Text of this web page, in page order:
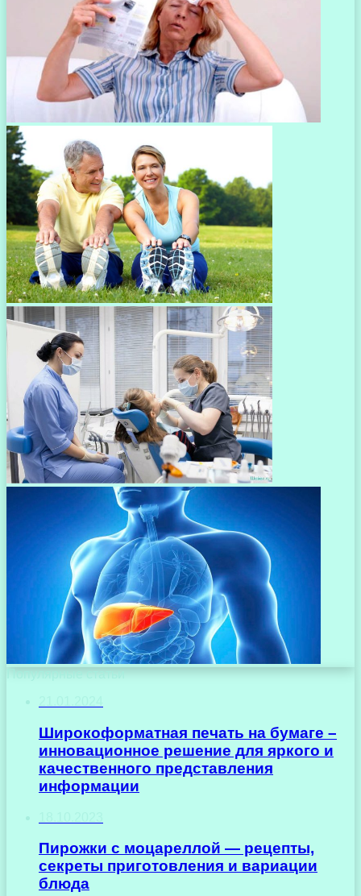
Широкоформатная печать на бумаге –
инновационное решение для яркого и
качественного представления
информации
Пирожки с моцареллой — рецепты,
секреты приготовления и вариации
блюда